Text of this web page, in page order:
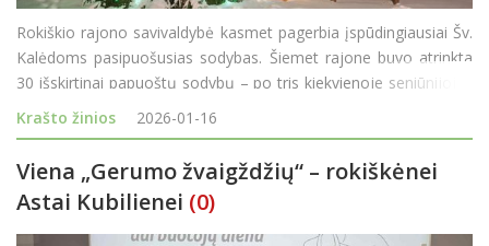
Rokiškio rajono savivaldybė kasmet pagerbia įspūdingiausiai Šv.
Kalėdoms pasipuošusias sodybas. Šiemet rajone buvo atrinkta
30 išskirtinai papuoštų sodybų – po tris kiekvienoje seniūnijoje.
Šiais metais specialiomis padėkomis už orig
Krašto žinios 2026-01-16
Viena „Gerumo žvaigždžių“ – rokiškėnei
Astai Kubilienei (0)